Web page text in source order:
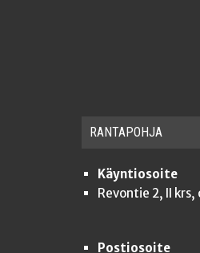
RAN­TA­POH­JA
Käyntiosoite
Revontie 2, II krs,
Postiosoite